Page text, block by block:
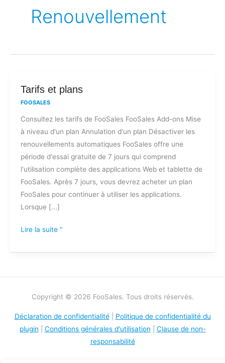
Renouvellement
Tarifs et plans
FOOSALES
Consultez les tarifs de FooSales FooSales Add-ons Mise
à niveau d'un plan Annulation d'un plan Désactiver les
renouvellements automatiques FooSales offre une
période d'essai gratuite de 7 jours qui comprend
l'utilisation complète des applications Web et tablette de
FooSales. Après 7 jours, vous devrez acheter un plan
FooSales pour continuer à utiliser les applications.
Lorsque [...]
Tarifs
et
Lire la suite "
Copyright © 2026 FooSales. Tous droits réservés.
Déclaration de confidentialité| Politique de confidentialité du
plugin
Conditions générales d'utilisation
Clause de non-
responsabilité